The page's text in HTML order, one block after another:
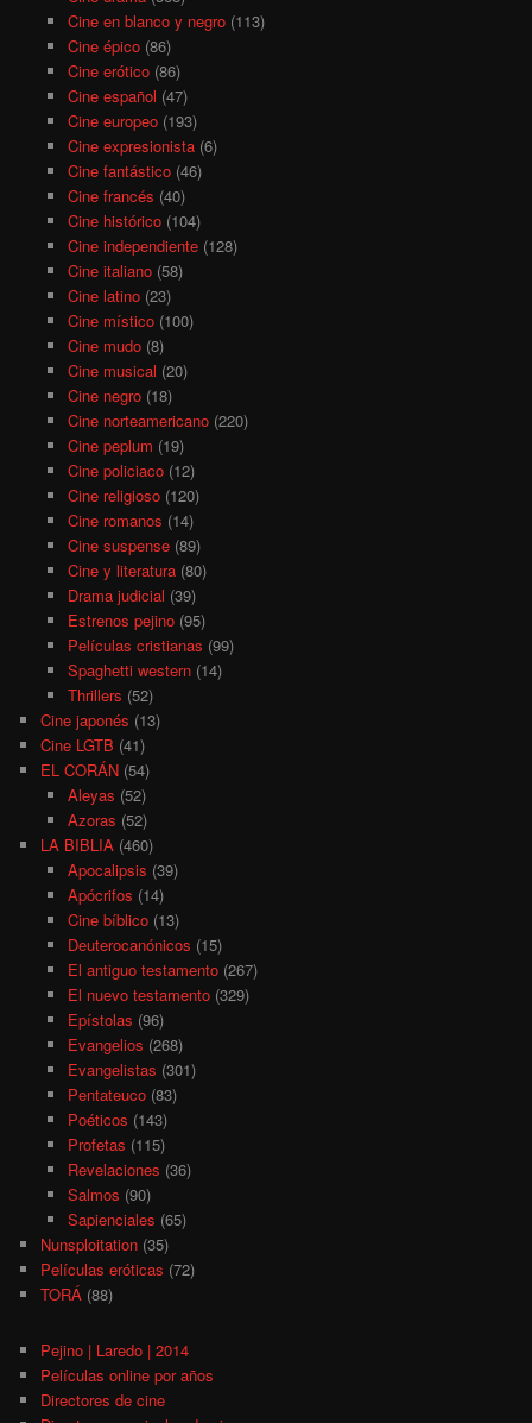
Cine en blanco y negro(113)
Cine épico(86)
Cine erótico(86)
Cine español (47)
Cine europeo(193)
Cine expresionista(6)
Cine fantástico(46)
Cine francés (40)
Cine histórico(104)
Cine independiente(128)
Cine italiano(58)
Cine latino(23)
Cine místico(100)
Cine mudo(8)
Cine musical (20)
Cine negro(18)
Cine norteamericano(220)
Cine peplum (19)
Cine policiaco(12)
Cine religioso(120)
Cine romanos (14)
Cine suspense(89)
Cine y literatura(80)
Drama judicial (39)
Estrenos pejino(95)
Películas cristianas (99)
Spaghetti western(14)
Thrillers (52)
Cine japonés (13)
Cine LGTB (41)
EL CORÁN (54)
Aleyas (52)
Azoras (52)
LA BIBLIA (460)
Apocalipsis (39)
Apócrifos (14)
Cine bíblico(13)
Deuterocanónicos (15)
El antiguo testamento(267)
El nuevo testamento(329)
Epístolas (96)
Evangelios (268)
Evangelistas (301)
Pentateuco(83)
Poéticos (143)
Profetas (115)
Revelaciones (36)
Salmos (90)
Sapienciales (65)
Nunsploitation (35)
Películas eróticas (72)
TORÁ (88)
Pejino | Laredo | 2014
Películas online por años
Directores de cine